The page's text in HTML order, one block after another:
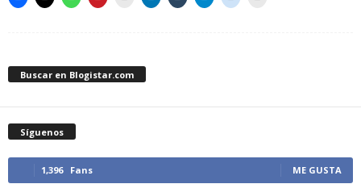
Buscar en Blogistar.com
Síguenos
1,396 Fans ME GUSTA